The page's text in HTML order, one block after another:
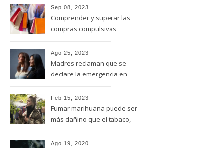
Sep 08, 2023
Comprender y superar las
compras compulsivas
Ago 25, 2023
Madres reclaman que se
declare la emergencia en
Feb 15, 2023
Fumar marihuana puede ser
más dañino que el tabaco,
Universidad de Ottawa
Ago 19, 2020